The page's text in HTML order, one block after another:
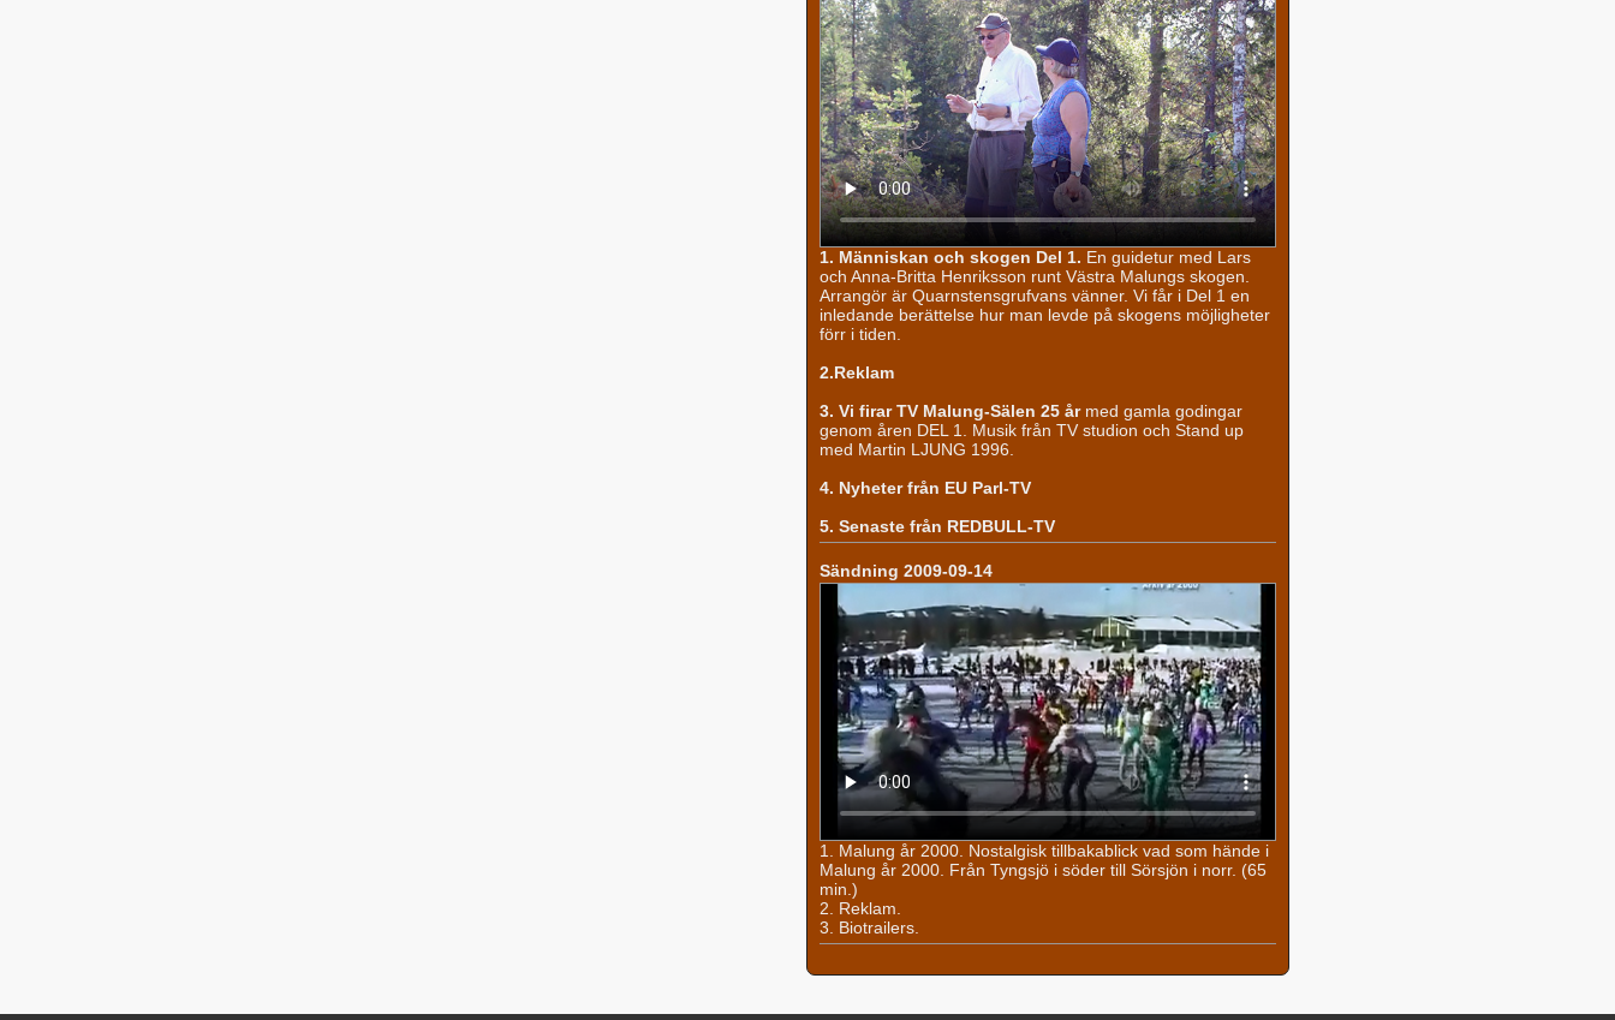
1. Människan och skogen Del 1. En guidetur med Lars
och Anna-Britta Henriksson runt Västra Malungs skogen.
Arrangör är Quarnstensgrufvans vänner. Vi får i Del 1 en
inledande berättelse hur man levde på skogens möjligheter
förr i tiden.
2.Reklam
3. Vi firar TV Malung-Sälen 25 årmed gamla godingar
genom åren DEL 1. Musik från TV studion och Stand up
med Martin LJUNG 1996.
4. Nyheter från EU Parl-TV
5. Senaste från REDBULL-TV
Sändning 2009-09-14
1. Malung år 2000. Nostalgisk tillbakablick vad som hände i
Malung år 2000. Från Tyngsjö i söder till Sörsjön i norr. (65
min.)
2. Reklam.
3. Biotrailers.